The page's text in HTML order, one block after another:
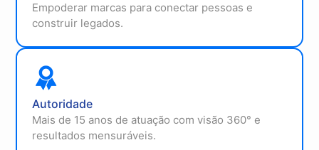
Empoderar marcas para conectar pessoas e
construir legados.
Autoridade
Mais de 15 anos de atuação com visão 360° e
resultados mensuráveis.